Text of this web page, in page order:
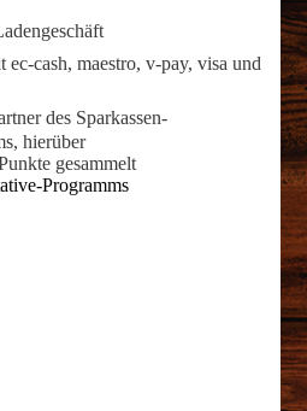
ec-cash, maestro, v-pay, visa und
des Sparkassen-
hierüber
gesammelt
Programms